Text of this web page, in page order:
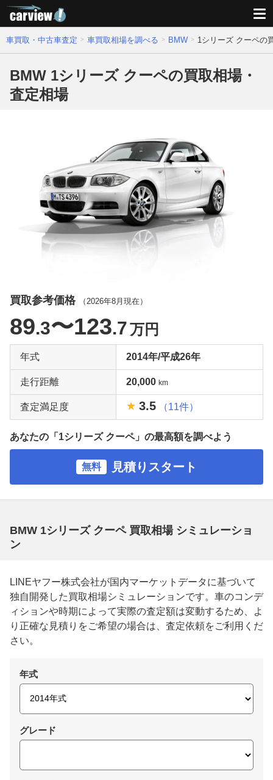
車買取・中古車査定 車買取相場を調べる BMW 1シリーズ クーペの
BMW 1シリーズ クーペの買取相場・
査定相場
買取参考価格 （ 2026年8月 現在）
89.3〜123.7万円
年式 2014年/平成26年
走行距離 20,000 km
査定満足度 3.5 （11件）
あなたの「1シリーズ クーペ」の最高額を調べよう
無料 見積りスタート
BMW 1シリーズ クーペ 買取相場 シミュレーショ
ン
LINEヤフー株式会社が国内マーケットデータに基づいて
独自開発した買取相場シミュレーションです。車のコンデ
ィションや時期によって実際の査定額は変動するため、よ
り正確な見積りをご希望の場合は、査定依頼をご利用くだ
さい。
年式
グレード